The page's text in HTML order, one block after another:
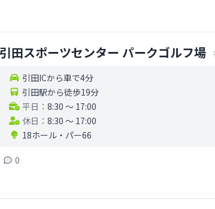
引田スポーツセンター パークゴルフ場
引田ICから車で4分
引田駅から徒歩19分
平日： 8:30 〜 17:00
休日： 8:30 〜 17:00
18ホール・ パー66
0